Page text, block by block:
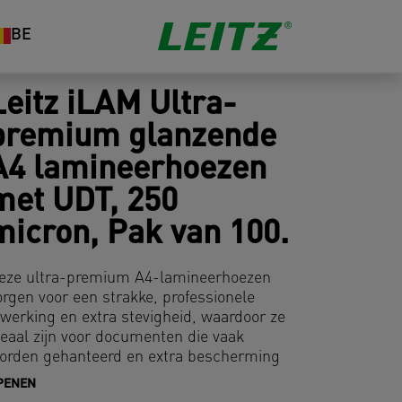
BE
iLAM Ultra-
glanzende
lamineerhoezen
UDT, 250
Pak van 100.
ultra-premium A4-lamineerhoezen
voor een strakke, professionele
en extra stevigheid, waardoor ze
zijn voor documenten die vaak
gehanteerd en extra bescherming
voor buitensignalisatie—perfect